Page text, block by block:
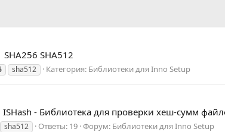
SHA512
sha512 Категория: Библиотеки для Inno Setup
- Библиотека для проверки хеш-сумм
sha512 Ответы: 19 Форум: Библиотеки для Inno Setup